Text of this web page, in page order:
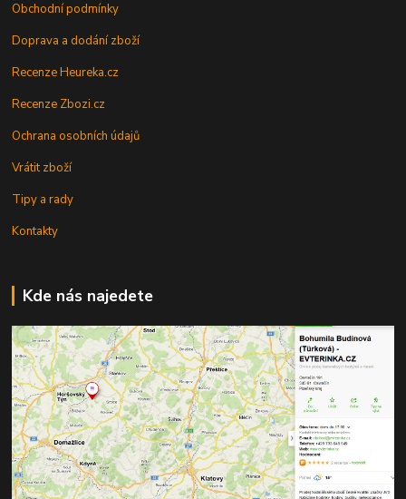
Obchodní podmínky
Doprava a dodání zboží
Recenze Heureka.cz
Recenze Zbozi.cz
Ochrana osobních údajů
Vrátit zboží
Tipy a rady
Kontakty
Kde nás najedete